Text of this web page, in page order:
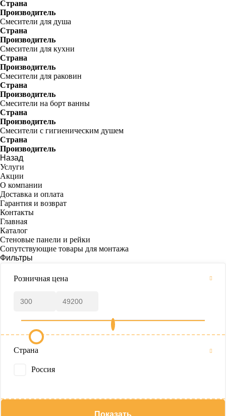
Страна
Производитель
Смесители для душа
Страна
Производитель
Смесители для кухни
Страна
Производитель
Смесители для раковин
Страна
Производитель
Смесители на борт ванны
Страна
Производитель
Смесители с гигиеническим душем
Страна
Производитель
Назад
Услуги
Акции
О компании
Доставка и оплата
Гарантия и возврат
Контакты
Главная
Каталог
Стеновые панели и рейки
Сопутствующие товары для монтажа
Фильтры
Розничная цена
Страна
Россия